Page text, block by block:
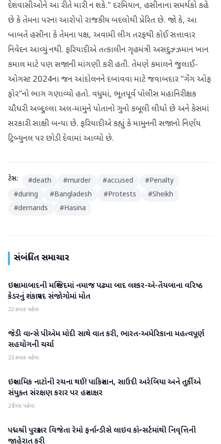
દેશવાસીઓને આ રીતે મારી ન શકે." દરમિયાન, હસીનાના સમર્થકો કહે
છે કે તેમના પરના આરોપો રાજકીય બદલોથી પ્રેરિત છે. જો કે, આ
બાબતે હસીના કે તેમના પક્ષ, અવામી લીગ તરફથી કોઈ સત્તાવાર
નિવેદન આવ્યું નથી. ફરિયાદીએ તત્કાલીન ગૃહમંત્રી અસદુઝ્ઝમાન ખાન
કમાલ માટે પણ સજાની માંગણી કરી હતી. તેમણે કમાલને જુલાઈ-
ઓગસ્ટ 2024ના જન આંદોલનને દબાવવા માટે જવાબદાર "ગેંગ ઓફ
ફોર"નો ભાગ ગણાવ્યો હતો. વધુમાં, ભૂતપૂર્વ પોલીસ મહાનિરીક્ષક
ચૌધરી અબ્દુલ્લા અલ-મામુને પોતાનો ગુનો કબૂલી લીધો છે અને કેસમાં
સરકારી સાક્ષી બન્યા છે. ફરિયાદીએ કહ્યું કે મામુનની સજાનો નિર્ણય
ટ્રિબ્યુનલ પર છોડી દેવામાં આવ્યો છે.
ટેગ્સ: #death #murder #accused #Penalty
#during #Bangladesh #Protests #Sheikh
#demands #Hasina
સંબંધિત સમાચાર
આંતરરાષ્ટ્રીય
ઇસ્લામાબાદની મસ્જિદમાં નમાજ પઢ્યા બાદ લશ્કર-એ-તૈયબાના વરિષ્ઠ
કેડરનું શંકાસ્પદ સંજોગોમાં મોત
22 કલાક પહેલા
આંતરરાષ્ટ્રીય
જેડી વાન્સે પીએમ મોદી સાથે વાત કરી, ભારત-અમેરિકાના મહત્વપૂર્ણ
સહયોગની ચર્ચા
23 કલાક પહેલા
આંતરરાષ્ટ્રીય
ઇસ્લામિક નાટોની રચના થઈ! પાકિસ્તાન, સાઉદી અરેબિયા અને તુર્કીએ
સંયુક્ત સંરક્ષણ કરાર પર હસ્તાક્ષર
2 દિવસ પહેલા
આંતરરાષ્ટ્રીય
પદ્મશ્રી પુરસ્કાર વિજેતા રેમો ફર્નાન્ડીસે લાઇવ કોન્સર્ટમાંથી નિવૃત્તિની
જાહેરાત કરી